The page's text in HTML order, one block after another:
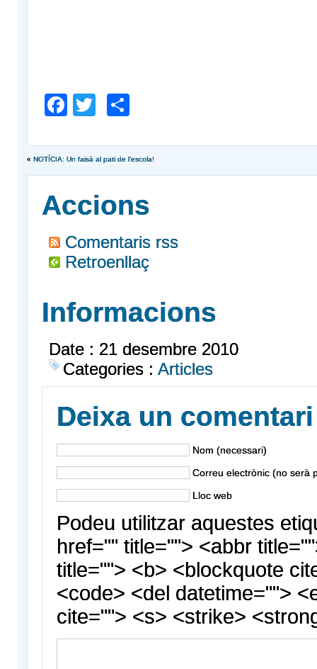
Facebook
Twitter
« NOTÍCIA: Un faisà al pati de l’escola!
Accions
Comentaris rss
Retroenllaç
Informacions
Date : 21 desembre 2010
Categories : Articles
Deixa un comentari
Nom (necessari)
Correu electrònic (no serà
Lloc web
Podeu utilitzar aquestes
href="" title=""> <abbr
title=""> <b> <blockquote
<code> <del datetime="">
cite=""> <s> <strike>